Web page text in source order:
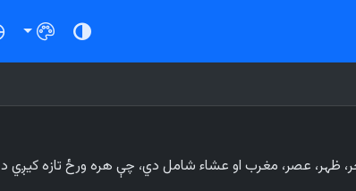
ظہر، عصر، مغرب او عشاء شامل دي، چې هره ورځ تازه کیږي د